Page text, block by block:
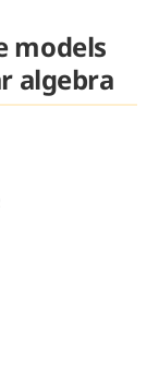
models
algebra